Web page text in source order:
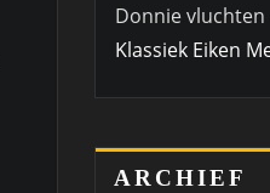
Donnie vluchten
Klassiek Eiken
ARCHIEF